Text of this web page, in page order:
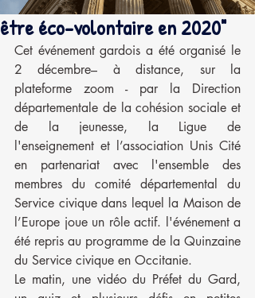
être éco-volontaire en 2020"
Cet événement gardois a été organisé le
2 décembre– à distance, sur la
plateforme zoom - par la Direction
départementale de la cohésion sociale et
de la jeunesse, la Ligue de
l'enseignement et l’association Unis Cité
en partenariat avec l'ensemble des
membres du comité départemental du
Service civique dans lequel la Maison de
l’Europe joue un rôle actif. l'événement a
été repris au programme de la Quinzaine
du Service civique en Occitanie.
Le matin, une vidéo du Préfet du Gard,